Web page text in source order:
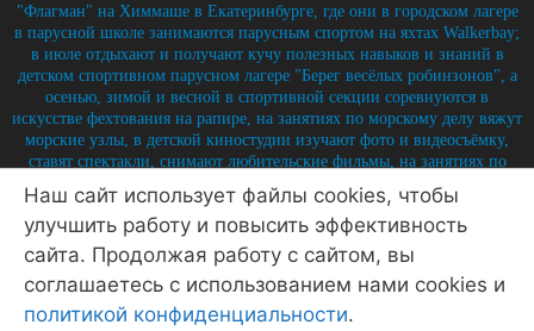
"Флагман" на Химмаше в Екатеринбурге, где они в городском лагере
в парусной школе занимаются парусным спортом на яхтах Walkerbay;
в июле отдыхают и получают кучу полезных навыков и знаний в
детском спортивном парусном лагере "Берег весёлых робинзонов", а
осенью, зимой и весной в спортивной секции соревнуются в
искусстве фехтования на рапире, на занятиях по морскому делу вяжут
морские узлы, в детской киностудии изучают фото и видеосъёмку,
ставят спектакли, снимают любительские фильмы, на занятиях по
истории углубляют свои знания по историю России и флота, и
круглый год на занятиях по детской журналистике практикуются в
написании заметок, репортажей, интервью, выпуская стен-газету и
выкладывая лучшие материалы на отрядный сайт.
© 2026 Крапивинский отряд Флагман - детский центр
Екатеринбург• Создано вGeneratePress
Наш сайт использует файлы cookies, чтобы
улучшить работу и повысить эффективность
сайта. Продолжая работу с сайтом, вы
соглашаетесь с использованием нами cookies и
политикой конфиденциальности.